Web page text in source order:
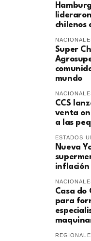
chilenos
Super
mundo
CCS
venta
a las
ESTADOS
Nueva
inflación
Casa do
para